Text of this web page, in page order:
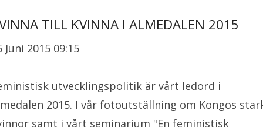
TILL KVINNA I ALMEDALEN 2015
Juni 2015 09:15
utvecklingspolitik är vårt ledord i
2015. I vår fotoutställning om Kongos
samt i vårt seminarium "En feministisk